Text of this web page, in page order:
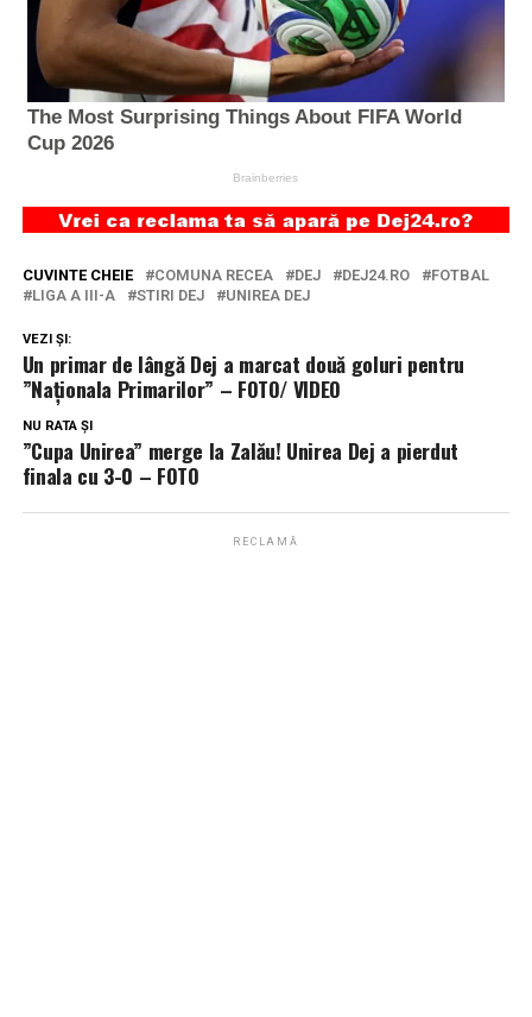
CUVINTE CHEIE COMUNA RECEA DEJ DEJ24.RO
FOTBAL
LIGA A III-A
STIRI DEJ UNIREA DEJ
VEZI ȘI:
Un primar de lângă Dej a marcat două goluri pentru
”Naționala Primarilor” – FOTO/ VIDEO
NU RATA ȘI
”Cupa Unirea” merge la Zalău! Unirea Dej a pierdut
finala cu 3-0 – FOTO
RECLAMĂ